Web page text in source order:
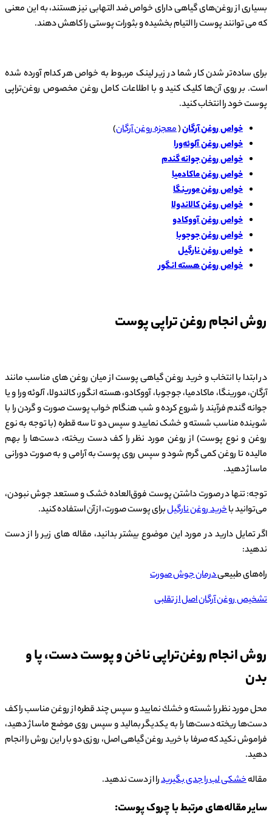
بسیاری از روغن‌های گیاهی دارای خواص ضد التهابی نیز هستند، به این معنی
که می توانند پوست را التیام بخشیده و بثورات پوستی را کاهش دهند.
برای ساده‌تر شدن کار شما در زیر لینک مربوط به خواص هر کدام آورده شده
است. بر روی آن‌ها کلیک کنید و با اطلاعات کامل روغن مخصوص روغن‌تراپی
پوست خود را انتخاب کنید.
خواص روغن آرگان(معجزه روغن آرگان)
خواص روغن آلوئه‌ورا
خواص روغن جوانه گندم
خواص روغن ماکادمیا
خواص روغن مورینگا
خواص روغن کالاندولا
خواص روغن آووکادو
خواص روغن جوجوبا
خواص روغن نارگیل
خواص روغن هسته انگور
روش انجام روغن تراپی پوست
در ابتدا با انتخاب و خرید روغن گیاهی پوست از میان روغن های مناسب مانند
آرگان، مورینگا، ماکادمیا، جوجوبا، آووکادو، هسته انگور، کالندولا، آلوئه ورا و یا
جوانه گندم فرآیند را شروع کرده و شب هنگام خواب پوست صورت و گردن را با
شوینده مناسب شسته و خشک نمایید و سپس دو تا سه قطره (با توجه به نوع
روغن و نوع پوست) از روغن مورد نظر را کف دست ریخته، دست‌ها را بهم
مالیده تا روغن کمی گرم شود و سپس روی پوست به آرامی و به صورت دورانی
ماساژ دهید.
توجه: تنها در صورت داشتن پوست فوق‌العاده خشک و مستعد جوش نبودن،
می‌توانید باخرید روغن نارگیلبرای پوست صورت، از آن استفاده کنید.
اگر تمایل دارید در مورد این موضوع بیشتر بدانید، مقاله های زیر را از دست
ندهید:
راه‌های طبیعیدرمان جوش صورت
تشخیص روغن آرگان اصل از تقلبی
روش انجام روغن‌تراپی ناخن و پوست دست، پا و
بدن
محل مورد نظر را شسته و خشك نمایید و سپس چند قطره از روغن مناسب را كف
دست‌ها ریخته دست‌ها را به یكدیگر بمالید و سپس روی موضع ماساژ دهید،
فراموش نکید که صرفا با خرید روغن گیاهی اصل، روزی دو بار این روش را انجام
دهید.
مقالهخشکی لب را جدی بگیریدرا از دست ندهید.
سایر مقاله‌های مرتبط با چروک پوست: